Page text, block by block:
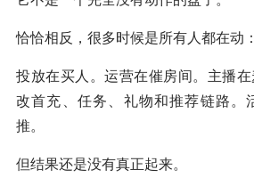
恰恰相反，很多时候是所有人都在动：
投放在买人。运营在催房间。主播
改首充、任务、礼物和推荐链路。
推。
但结果还是没有真正起来。